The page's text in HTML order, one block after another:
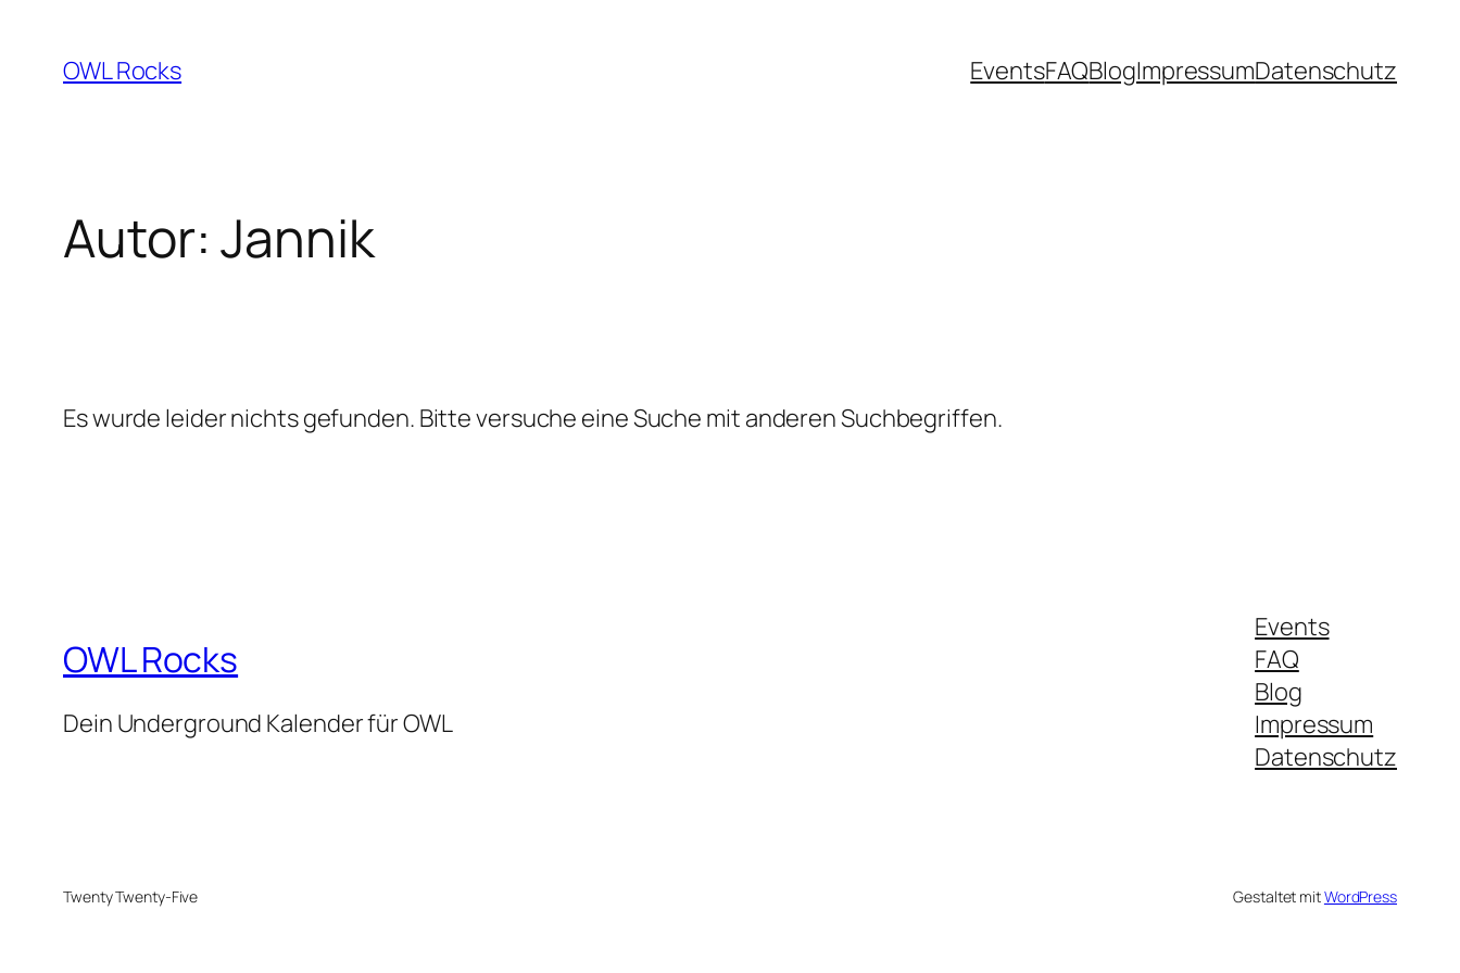
Inhalt
springen
OWL Rocks EventsFAQBlogImpressumDatenschutz
Autor:Jannik
Es wurde leider nichts gefunden. Bitte versuche eine Suche mit anderen Suchbegriffen.
OWL Rocks
Dein Underground Kalender für OWL
Events
FAQ
Blog
Impressum
Datenschutz
Twenty Twenty-Five Gestaltet mitWordPress